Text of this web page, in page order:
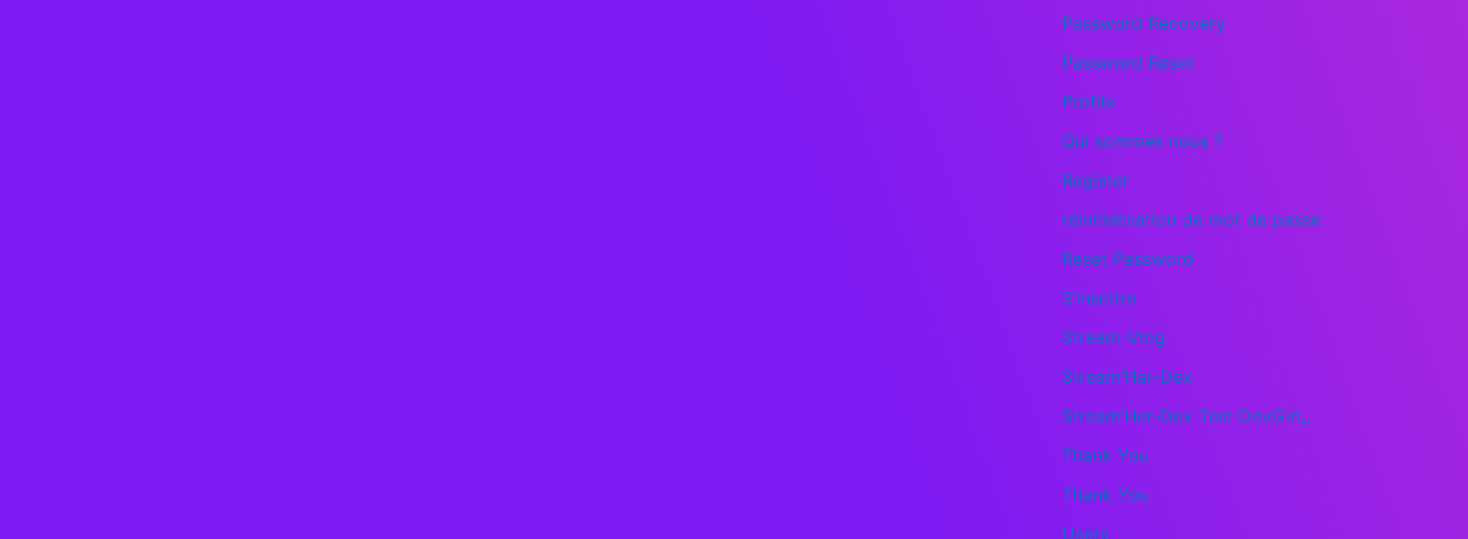
Password Recovery
Password Reset
Profile
Qui sommes nous ?
Register
réinitialisation de mot de passe
Reset Password
S’inscrire
Stream-Vlog
Stream’Her-Dex
Stream’Her-Dex Test DevGirl_
Thank You
Thank You
Users